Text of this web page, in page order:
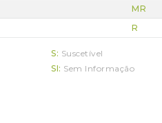
MR
R
S: Suscetível
SI: Sem Informação